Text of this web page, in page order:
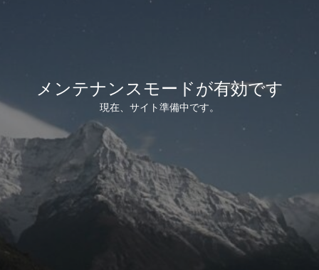
メンテナンスモードが有効です
現在、サイト準備中です。